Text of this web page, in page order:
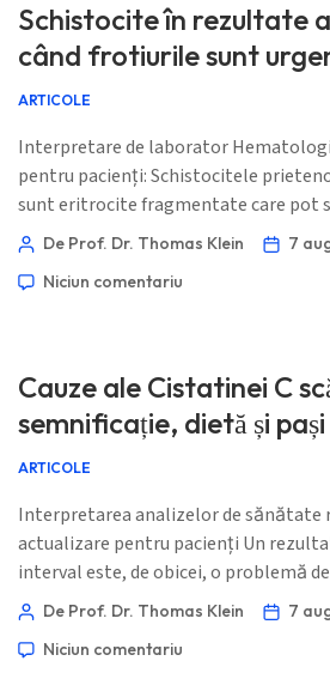
Schistocite în rezultate
când frotiurile sunt
ARTICOLE
Interpretare de laborator
pentru pacienți: Schistocitele
sunt eritrocite fragmentate care pot
periculoasă la nivelul vaselor mici, dar
procentul de fragmente, numărul de
august 2026 🩺 […]
De Prof. Dr. Thomas Klein
7
Niciun comentariu
Cauze ale Cistatinei C
semnificație, dietă și
ARTICOLE
Interpretarea analizelor de sănătate
actualizare pentru pacienți Un
interval este, de obicei, o problemă
de alarmă. Întrebarea utilă este dacă
stadiul sarcinii și metoda de testare.
De Prof. Dr. Thomas Klein
7
Niciun comentariu